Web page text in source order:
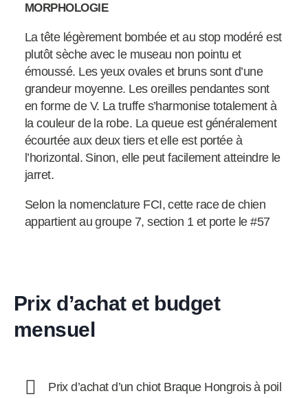
MORPHOLOGIE
La tête légèrement bombée et au stop modéré est
plutôt sèche avec le museau non pointu et
émoussé. Les yeux ovales et bruns sont d’une
grandeur moyenne. Les oreilles pendantes sont
en forme de V. La truffe s’harmonise totalement à
la couleur de la robe. La queue est généralement
écourtée aux deux tiers et elle est portée à
l’horizontal. Sinon, elle peut facilement atteindre le
jarret.
Selon la nomenclature FCI, cette race de chien
appartient au groupe 7, section 1 et porte le #57
Prix d’achat et budget
mensuel
Prix d’achat d’un chiot Braque Hongrois à poil